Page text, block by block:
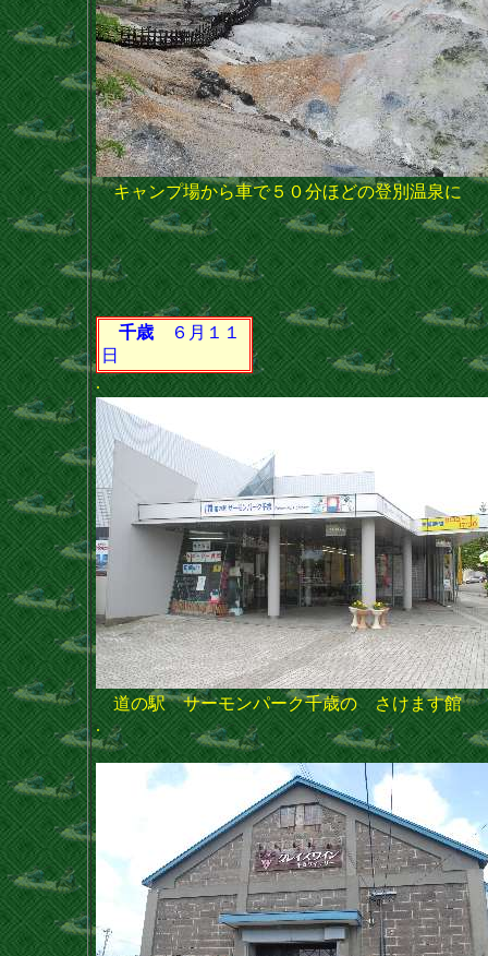
キャンプ場から車で５０分ほどの登別温泉に
千歳
６月１１
日
.
道の駅 サーモンパーク千歳の さけます館
.